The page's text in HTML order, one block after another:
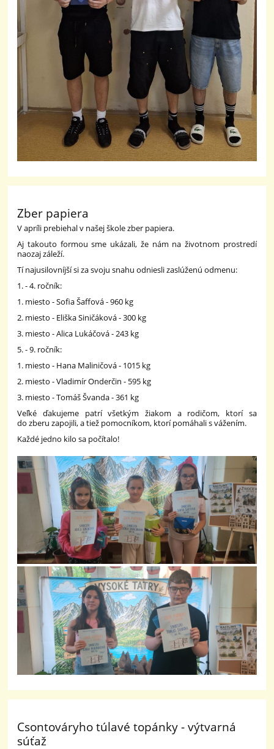
Zber papiera
V apríli prebiehal v našej škole zber papiera.
Aj takouto formou sme ukázali, že nám na životnom prostredí
naozaj záleží.
Tí najusilovníjší si za svoju snahu odniesli zaslúženú odmenu:
1. - 4. ročník:
1. miesto - Sofia Šaffová - 960 kg
2. miesto - Eliška Siničáková - 300 kg
3. miesto - Alica Lukáčová - 243 kg
5. - 9. ročník:
1. miesto - Hana Maliničová - 1015 kg
2. miesto - Vladimír Onderčin - 595 kg
3. miesto - Tomáš Švanda - 361 kg
Veľké ďakujeme patrí všetkým žiakom a rodičom, ktorí sa
do zberu zapojili, a tiež pomocníkom, ktorí pomáhali s vážením.
Každé jedno kilo sa počítalo!
Csontováryho túlavé topánky - výtvarná
súťaž